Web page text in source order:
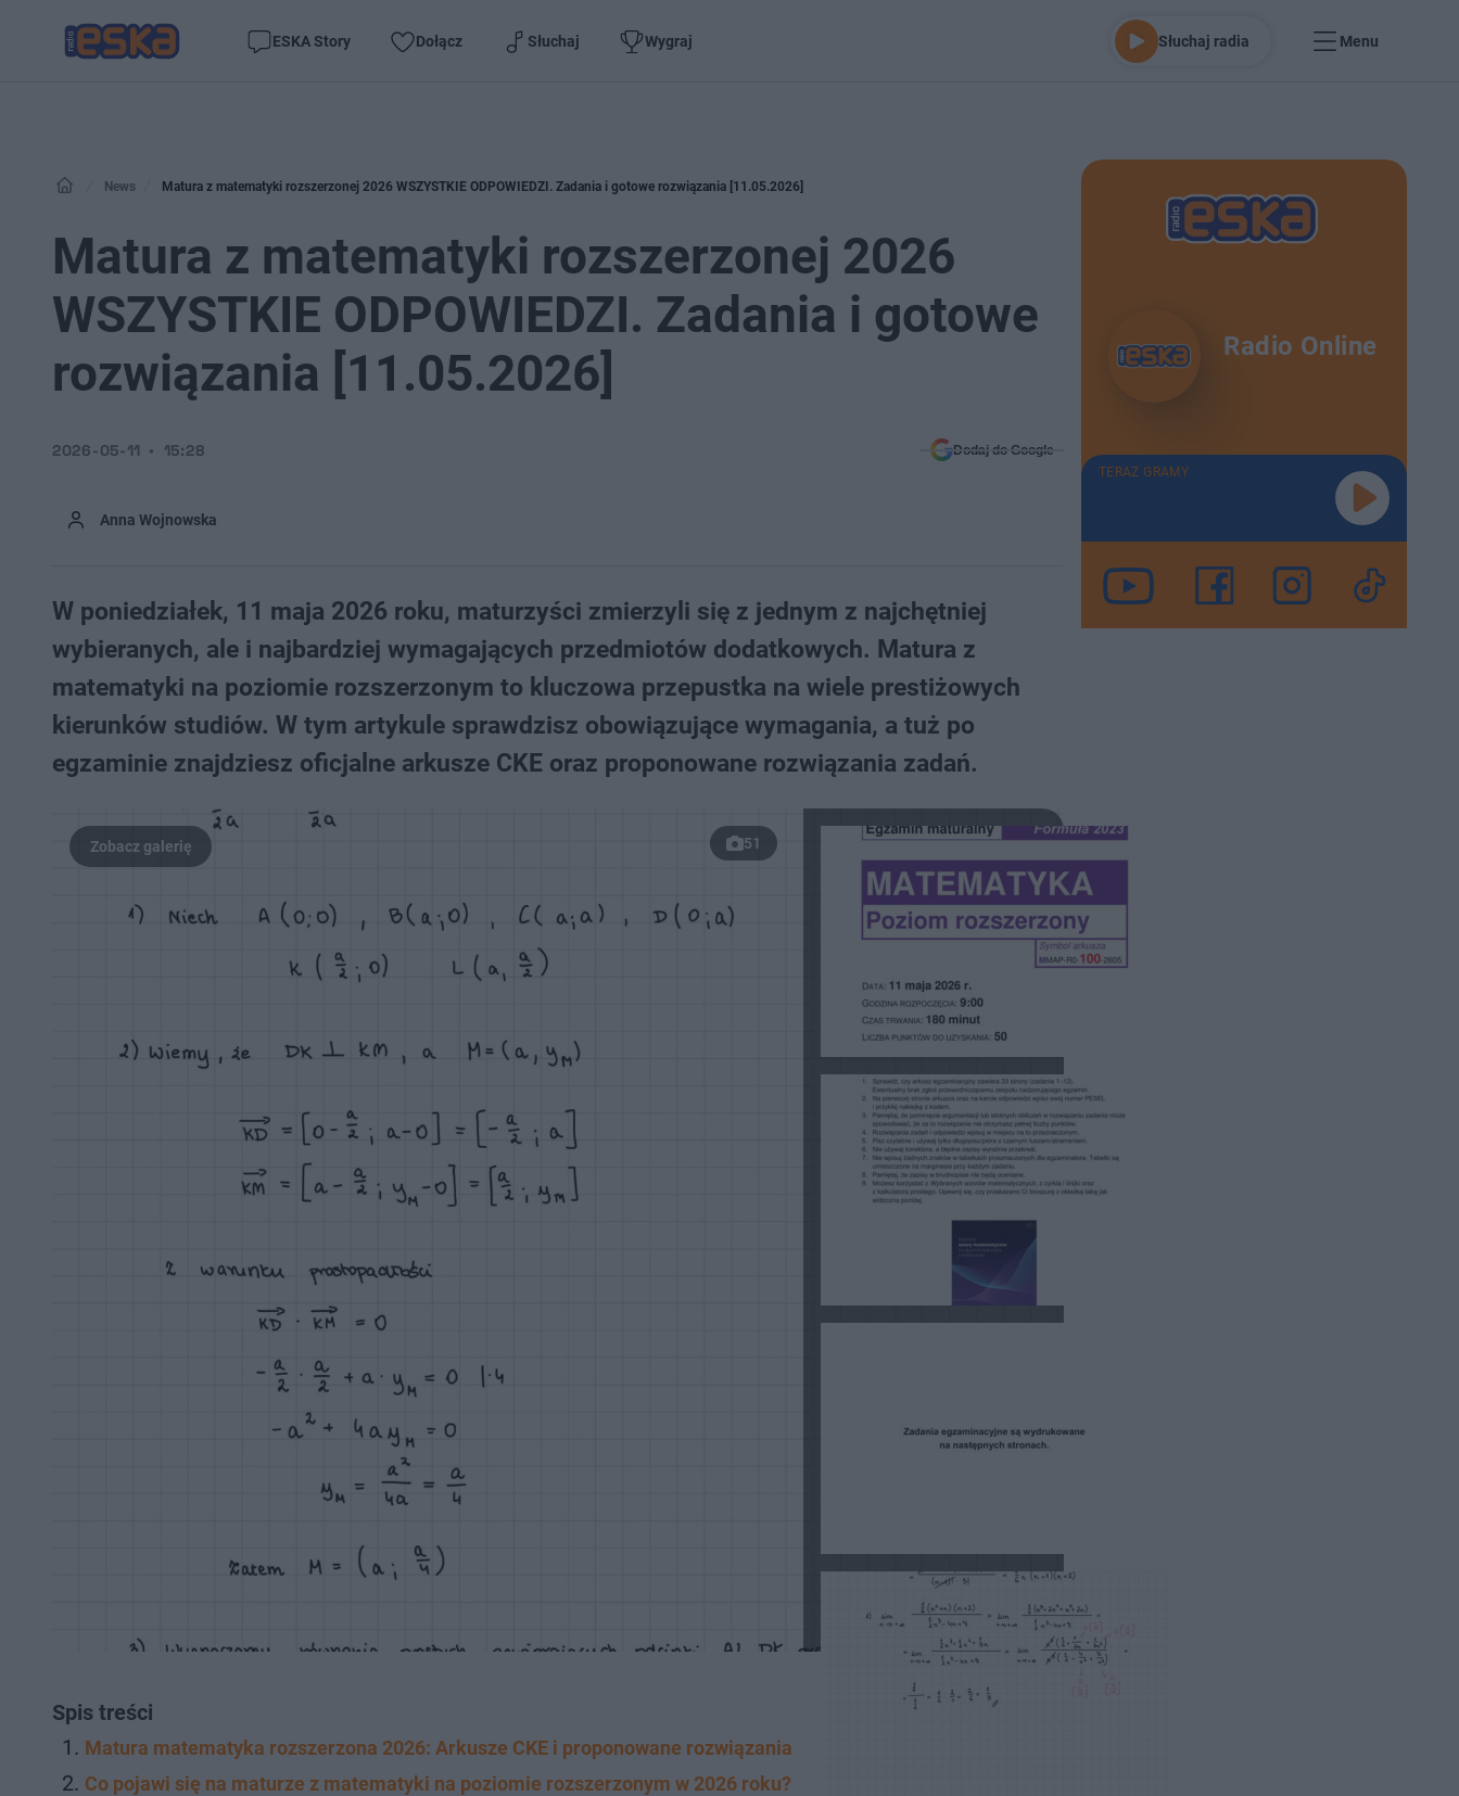
ESKA Story Dołącz Słuchaj Wygraj Słuchaj radia Menu
News Matura z matematyki rozszerzonej 2026 WSZYSTKIE ODPOWIEDZI. Zadania i gotowe rozwiązania [11.05.2026]
Matura z matematyki rozszerzonej 2026
WSZYSTKIE ODPOWIEDZI. Zadania i gotowe
rozwiązania [11.05.2026]
Anna Wojnowska
2026-05-11 15:28 Dodaj do Google
W poniedziałek, 11 maja 2026 roku, maturzyści zmierzyli się z jednym z najchętniej
wybieranych, ale i najbardziej wymagających przedmiotów dodatkowych. Matura z
matematyki na poziomie rozszerzonym to kluczowa przepustka na wiele prestiżowych
kierunków studiów. W tym artykule sprawdzisz obowiązujące wymagania, a tuż po
egzaminie znajdziesz oficjalne arkusze CKE oraz proponowane rozwiązania zadań.
51
Spis treści
Matura matematyka rozszerzona 2026: Arkusze CKE i proponowane rozwiązania
Co pojawi się na maturze z matematyki na poziomie rozszerzonym w 2026 roku?
Radio Online
TERAZ GRAMY